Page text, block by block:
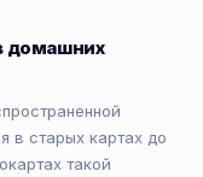
домашних
в старых картах до
такой